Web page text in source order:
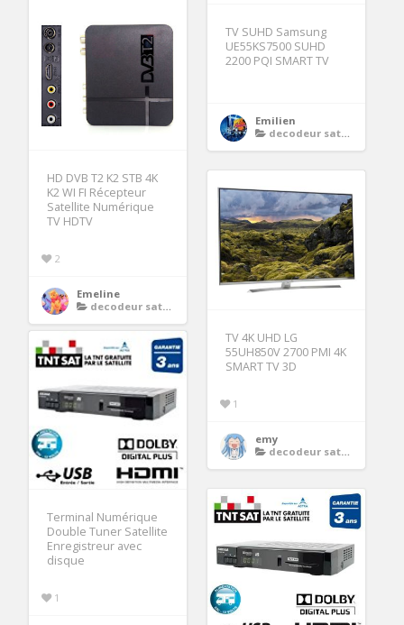
TV SUHD Samsung
UE55KS7500 SUHD
2200 PQI SMART TV
Emilien
decodeur satellite 4k
HD DVB T2 K2 STB 4K
K2 WI FI Récepteur
Satellite Numérique
TV HDTV
2
Emeline
decodeur satellite 4k
TV 4K UHD LG
55UH850V 2700 PMI 4K
SMART TV 3D
1
emy
decodeur satellite 4k
Terminal Numérique
Double Tuner Satellite
Enregistreur avec
disque
1